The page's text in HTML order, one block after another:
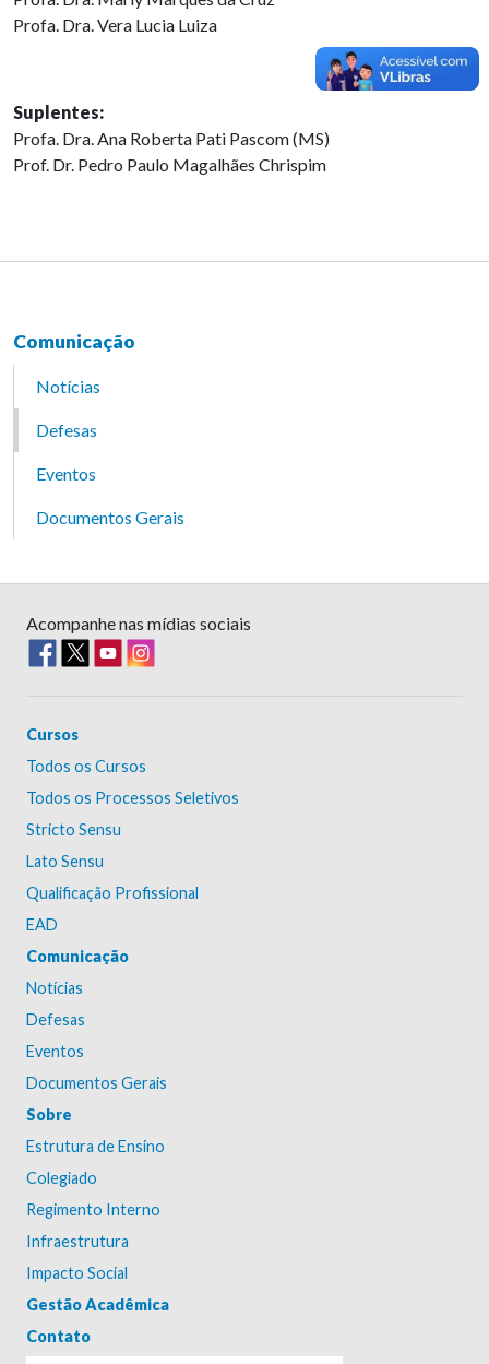
Profa. Dra. Vera Lucia Luiza
Suplentes:
Profa. Dra. Ana Roberta Pati Pascom (MS)
Prof. Dr. Pedro Paulo Magalhães Chrispim
Comunicação
Notícias
Defesas
Eventos
Documentos Gerais
Acompanhe nas mídias sociais
Cursos
Todos os Cursos
Todos os Processos Seletivos
Stricto Sensu
Lato Sensu
Qualificação Profissional
EAD
Comunicação
Notícias
Defesas
Eventos
Documentos Gerais
Sobre
Estrutura de Ensino
Colegiado
Regimento Interno
Infraestrutura
Impacto Social
Gestão Acadêmica
Contato